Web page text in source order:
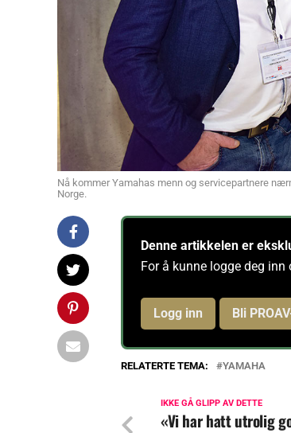
Nå kommer Yamahas menn og servicepartnere
Norge.
Denne artikkelen er
For å kunne logge deg
Logg inn Bli
RELATERTE TEMA: YAMAHA
IKKE GÅ GLIPP AV DETTE
«Vi har hatt utrolig